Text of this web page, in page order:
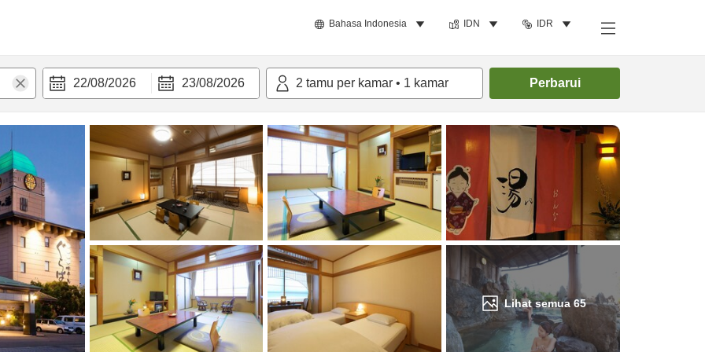
Bahasa Indonesia IDN IDR
22/08/2026 23/08/2026 2 tamu per kamar • 1 kamar Perbarui
Lihat semua 65
Cari kamar